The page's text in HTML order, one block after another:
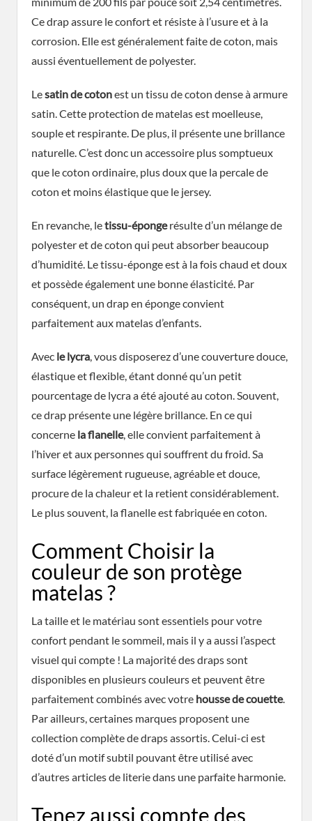
Ce drap assure le confort et résiste à l’usure et à la
corrosion. Elle est généralement faite de coton, mais
aussi éventuellement de polyester.
Lesatin de cotonest un tissu de coton dense à armure
satin. Cette protection de matelas est moelleuse,
souple et respirante. De plus, il présente une brillance
naturelle. C’est donc un accessoire plus somptueux
que le coton ordinaire, plus doux que la percale de
coton et moins élastique que le jersey.
En revanche, letissu-épongerésulte d’un mélange de
polyester et de coton qui peut absorber beaucoup
d’humidité. Le tissu-éponge est à la fois chaud et doux
et possède également une bonne élasticité. Par
conséquent, un drap en éponge convient
parfaitement aux matelas d’enfants.
Avec le lycra, vous disposerez d’une couverture douce,
élastique et flexible, étant donné qu’un petit
pourcentage de lycra a été ajouté au coton. Souvent,
ce drap présente une légère brillance. En ce qui
concerne la flanelle, elle convient parfaitement à
l’hiver et aux personnes qui souffrent du froid. Sa
surface légèrement rugueuse, agréable et douce,
procure de la chaleur et la retient considérablement.
Le plus souvent, la flanelle est fabriquée en coton.
Comment Choisir la
couleur de son protège
matelas ?
La taille et le matériau sont essentiels pour votre
confort pendant le sommeil, mais il y a aussi l’aspect
visuel qui compte ! La majorité des draps sont
disponibles en plusieurs couleurs et peuvent être
parfaitement combinés avec votre housse de couette.
Par ailleurs, certaines marques proposent une
collection complète de draps assortis. Celui-ci est
doté d’un motif subtil pouvant être utilisé avec
d’autres articles de literie dans une parfaite harmonie.
Tenez aussi compte des